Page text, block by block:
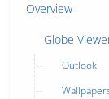
Overview
Globe
Outlook